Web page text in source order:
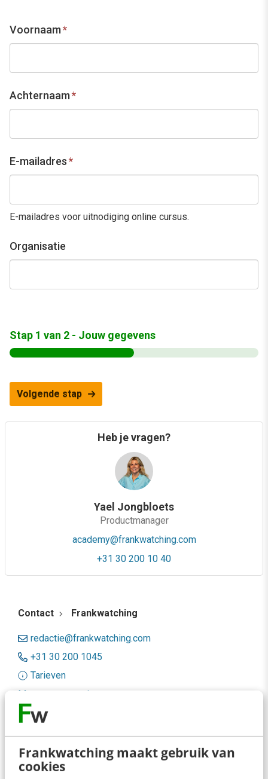
Frankwatching maakt gebruik van
cookies
Voornaam*
Achternaam*
E-mailadres*
E-mailadres voor uitnodiging online cursus.
Organisatie
Stap 1 van 2 - Jouw gegevens
Volgende stap
Heb je vragen?
Yael Jongbloets
Productmanager
academy@frankwatching.com
+31 30 200 10 40
Contact Frankwatching
redactie@frankwatching.com
+31 30 200 1045
Tarieven
Meer contactopties
Frankwatching
Adverteren